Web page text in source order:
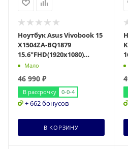
Ноутбук Asus Vivobook 15
X1504ZA-BQ1879
15.6"FHD(1920x1080)
IPS/Core i3-1215U
Мало
46 990 ₽
В рассрочку 0-0-4
+ 662 бонусов
В КОРЗИНУ